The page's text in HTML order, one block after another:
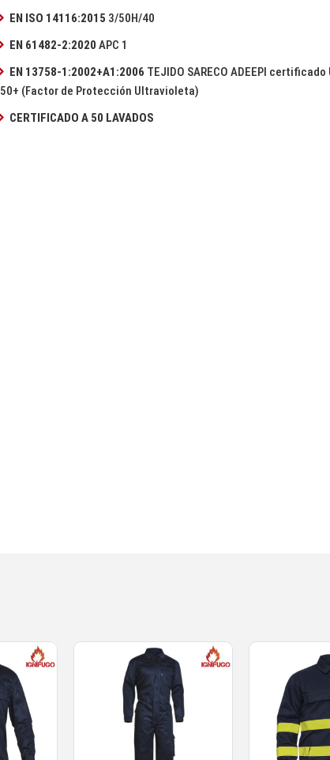
EN ISO 14116:2015 3/50H/40
EN 61482-2:2020 APC 1
EN 13758-1:2002+A1:2006 TEJIDO SARECO ADEEPI certificado
50+ (Factor de Protección Ultravioleta)
CERTIFICADO A 50 LAVADOS